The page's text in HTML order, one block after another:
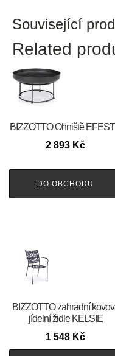
Související
Related
BIZZOTTO Ohniště
2 893 Kč
DO OBCHODU
BIZZOTTO zahradní
jídelní židle KELSIE
1 548 Kč